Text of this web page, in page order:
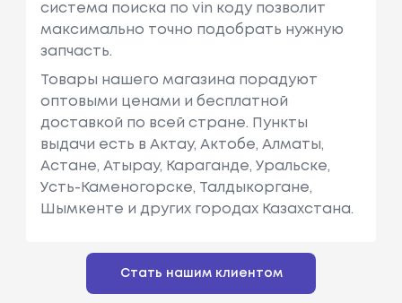
система поиска по vin коду позволит
максимально точно подобрать нужную
запчасть.
Товары нашего магазина порадуют
оптовыми ценами и бесплатной
доставкой по всей стране. Пункты
выдачи есть в Актау, Актобе, Алматы,
Астане, Атырау, Караганде, Уральске,
Усть-Каменогорске, Талдыкоргане,
Шымкенте и других городах Казахстана.
Стать нашим клиентом